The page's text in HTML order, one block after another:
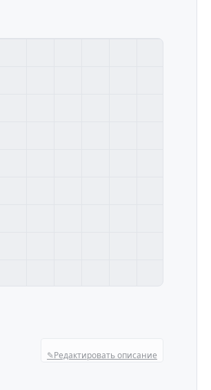
✎Редактировать описание